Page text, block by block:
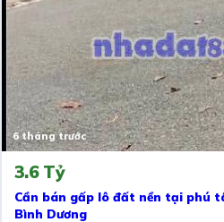
6 tháng trước
3.6 Tỷ
Cần bán gấp lô đất nền tại phú
Bình Dương